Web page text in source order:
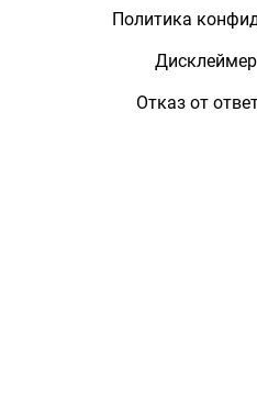
Политика
Отказ от